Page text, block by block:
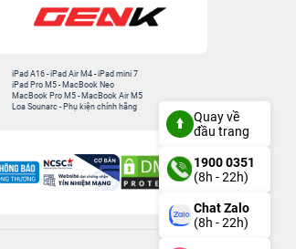
iPad A16 -iPad Air M4 -iPad mini 7
iPad Pro M5 - MacBook Neo
MacBook Pro M5 - MacBook Air M5
Loa Sounarc - Phụ kiện chính hãng
Quay về
đầu trang
1900 0351
(8h - 22h)
Chat Zalo
(8h - 22h)